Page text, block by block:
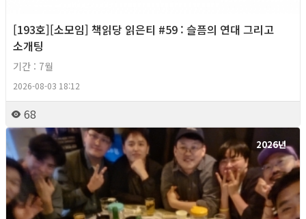
[193호][소모임] 책읽당 읽은티 #59 : 슬픔의 연대 그리고
소개팅
기간 : 7월
2026-08-03 18:12
68
2026년